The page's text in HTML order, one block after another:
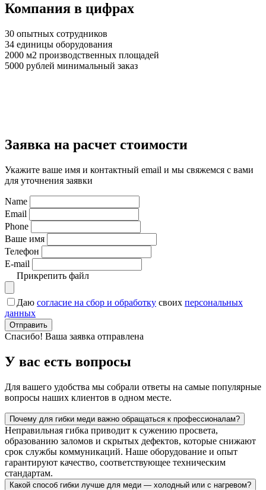
Компания в цифрах
30 опытных сотрудников
34 единицы оборудования
2000 м2 производственных площадей
5000 рублей минимальный заказ
Заявка на расчет стоимости
Укажите ваше имя и контактный email и мы свяжемся с вами
для уточнения заявки
Name
Email
Phone
Ваше имя
Телефон
E-mail
Прикрепить файл
Даю согласие на сбор и обработку своих персональных
данных
Отправить
Спасибо! Ваша заявка отправлена
У вас есть вопросы
Для вашего удобства мы собрали ответы на самые популярные
вопросы наших клиентов в одном месте.
Почему для гибки меди важно обращаться к профессионалам?
Неправильная гибка приводит к сужению просвета,
образованию заломов и скрытых дефектов, которые снижают
срок службы коммуникаций. Наше оборудование и опыт
гарантируют качество, соответствующее техническим
стандартам.
Какой способ гибки лучше для меди — холодный или с нагревом?